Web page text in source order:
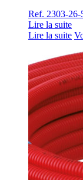
Ref. 2303-26-
Lire la suite
Lire la suite